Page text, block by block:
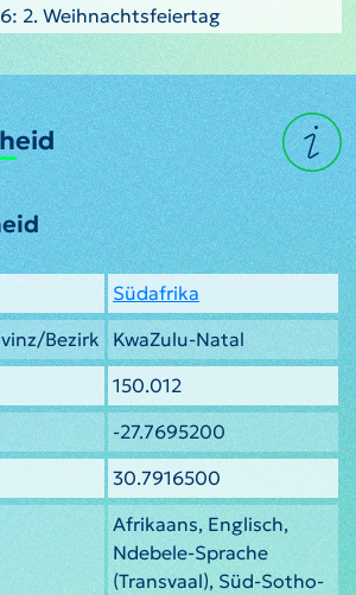
2. Weihnachtsfeiertag
Südafrika
Bezirk
KwaZulu-Natal
150.012
-27.7695200
30.7916500
Afrikaans, Englisch,
Ndebele-Sprache
(Transvaal), Süd-Sotho-